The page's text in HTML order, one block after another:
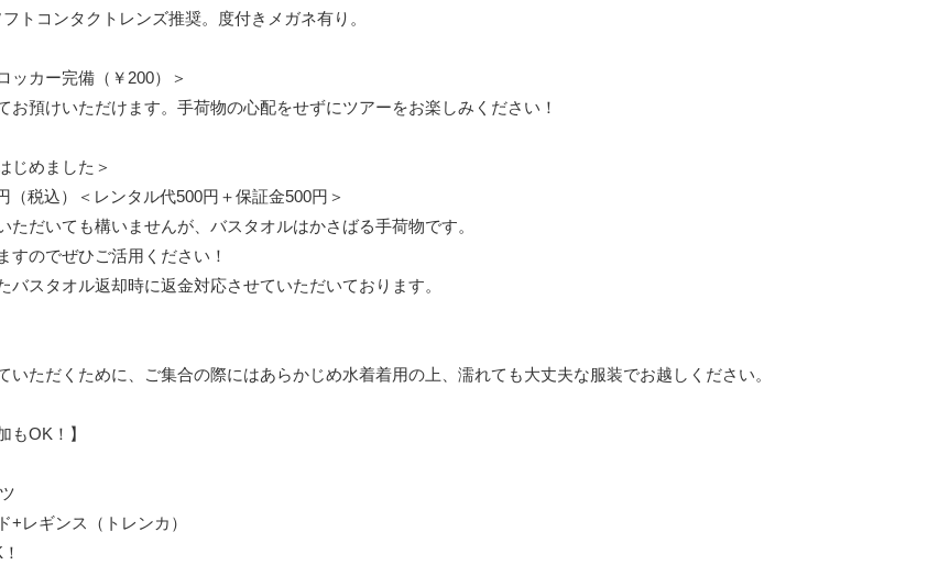
トコンタクトレンズ推奨。度付きメガネ有り。
ッカー完備（￥200）＞
お預けいただけます。手荷物の心配をせずにツアーをお楽しみください！
じめました＞
（税込）＜レンタル代500円＋保証金500円＞
ただいても構いませんが、バスタオルはかさばる手荷物です。
すのでぜひご活用ください！
スタオル返却時に返金対応させていただいております。
いただくために、ご集合の際にはあらかじめ水着着用の上、濡れても大丈夫な服装でお越しください。
もOK！】
+レギンス（トレンカ）